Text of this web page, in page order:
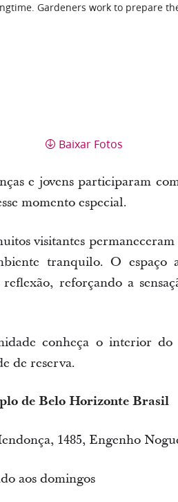
Gardeners work to prepare
Baixar Fotos
e jovens participaram
momento especial.
visitantes
tranquilo. O
reforçando a
conheça o interior
de reserva.
de Belo Horizonte Brasil
1485, Engenho
aos domingos